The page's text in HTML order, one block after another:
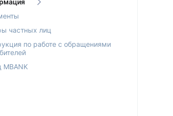
частных лиц
по работе с обращениями
MBANK